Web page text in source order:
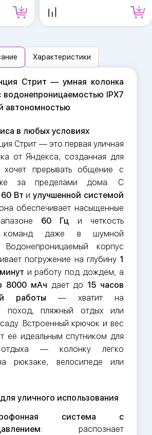
Характеристики
Стрит — умная колонка
IPX7
автономностью
в любых условиях
Стрит — это первая уличная
от Яндекса, созданная для
прерывать общение с
за пределами дома. С
Вт иулучшенной системой
обеспечивает насыщенные
60 Гц и четкость
команд даже в шумной
Водонепроницаемый корпус
погружение на глубину 1
и работу под дождем, а
8000 мАч дает до 15 часов
работы — хватит на
поход, пляжный отдых или
Встроенный крючок и вес
её идеальным спутником для
отдыха — колонку легко
рюкзаке, велосипеде или
уличного использования
система с
: распознает